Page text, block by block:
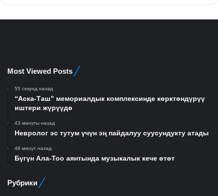
Most Viewed Posts
55 секунд назад
“Аска-Таш” мемориалдык комплексинде көрктөндүрүү
иштери жүрүүдө
43 минуты назад
Невролог эс тутум үчүн эң пайдалуу суусундукту атады
48 минут назад
Бүгүн Ала-Тоо аянтында музыкалык кече өтөт
Рубрики